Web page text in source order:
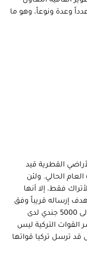
وعدة ونوعاً، وهو ما
القطرية قيد
الحالي. ولئن
فقط، إلا أنها
إرساله قريباً وفق
بعض المسؤولين الأتراك ويمكن رفعه إلى 5000 جندي لدى
القوات التركية ليس
قد ترسل تركيا قواتها